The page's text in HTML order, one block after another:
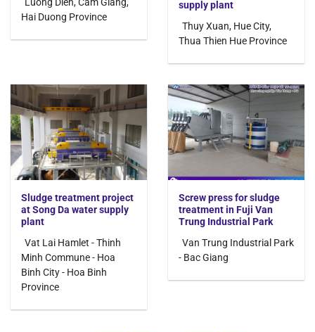
Hai Duong Province
supply plant
Thuy Xuan, Hue City,
Thua Thien Hue Province
Sludge treatment project
at Song Da water supply
plant
Vat Lai Hamlet - Thinh
Minh Commune - Hoa
Binh City - Hoa Binh
Province
Screw press for sludge
treatment in Fuji Van
Trung Industrial Park
Van Trung Industrial Park
- Bac Giang